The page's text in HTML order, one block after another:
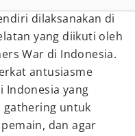
dilaksanakan di
yang diikuti oleh
War di Indonesia.
antusiasme
Indonesia yang
gathering untuk
dan agar